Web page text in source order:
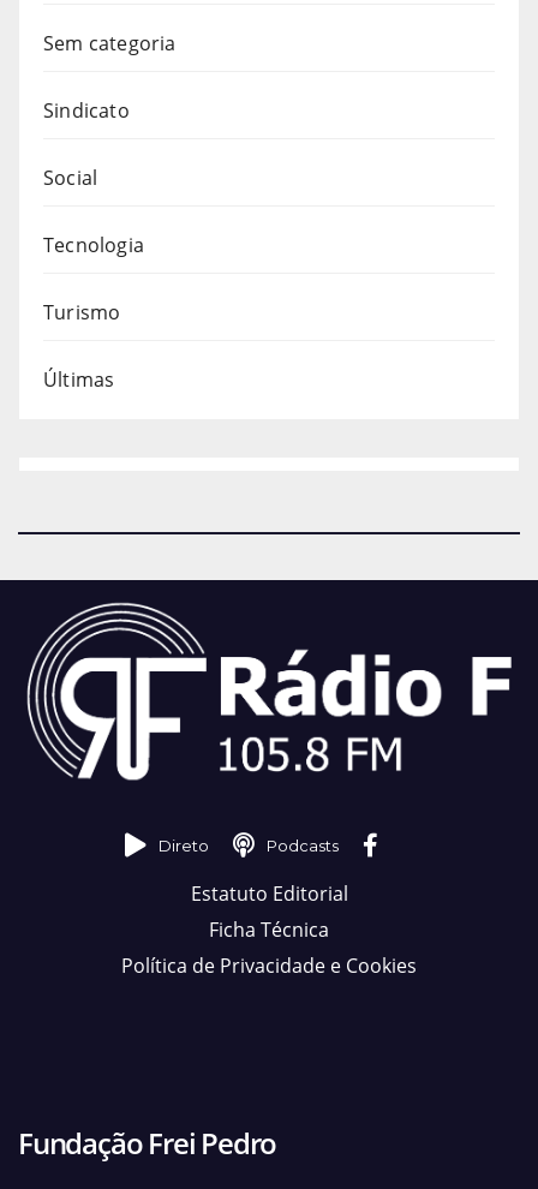
Sem categoria
Sindicato
Social
Tecnologia
Turismo
Últimas
Direto Podcasts
Estatuto Editorial
Ficha Técnica
Política de Privacidade e Cookies
Fundação Frei Pedro